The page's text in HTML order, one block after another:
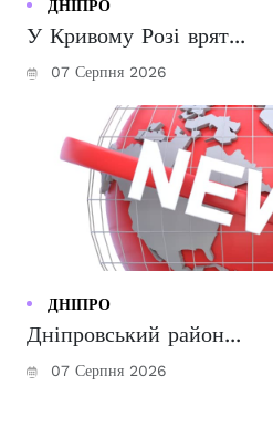
ДНІПРО
У Кривому Розі врят...
07 Серпня 2026
ДНІПРО
Дніпровський район...
07 Серпня 2026